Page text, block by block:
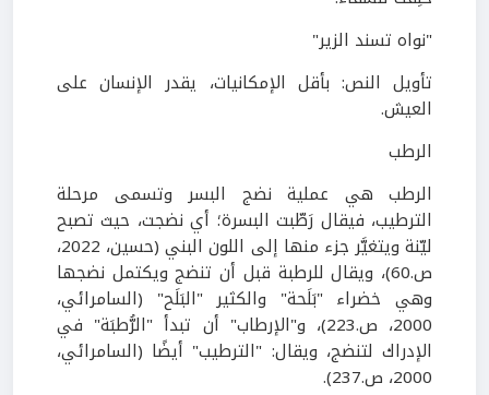
"نواه تسند الزير"
تأويل النص: بأقل الإمكانيات، يقدر الإنسان على
العيش.
الرطب
الرطب هي عملية نضج البسر وتسمى مرحلة
الترطيب، فيقال رَطّبت البسرة؛ أي نضجت، حيث تصبح
ليّنة ويتغيَّر جزء منها إلى اللون البني (حسين، 2022،
ص.60)، ويقال للرطبة قبل أن تنضج ويكتمل نضجها
وهي خضراء "بَلَحة" والكثير "البَلَح" (السامرائي،
2000، ص.223)، و"الإرطاب" أن تبدأ "الرُّطبَة" في
الإدراك لتنضج، ويقال: "الترطيب" أيضًا (السامرائي،
2000، ص.237).